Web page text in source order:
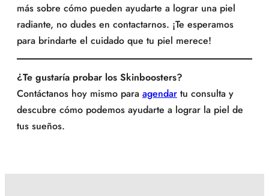
más sobre cómo pueden ayudarte a lograr una piel
radiante, no dudes en contactarnos. ¡Te esperamos
para brindarte el cuidado que tu piel merece!
¿Te gustaría probar los Skinboosters?
Contáctanos hoy mismo para agendar tu consulta y
descubre cómo podemos ayudarte a lograr la piel de
tus sueños.